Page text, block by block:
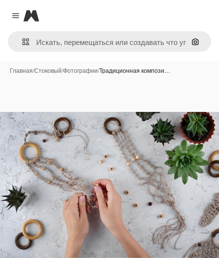
Close menu
Magnific
Поиск
Главная/Стоковый/Фотографии/Традиционная компози…